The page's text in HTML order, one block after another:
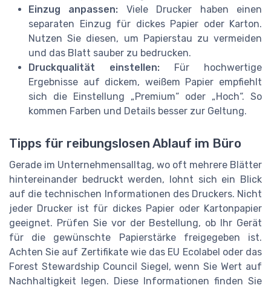
Einzug anpassen: Viele Drucker haben einen
separaten Einzug für dickes Papier oder Karton.
Nutzen Sie diesen, um Papierstau zu vermeiden
und das Blatt sauber zu bedrucken.
Druckqualität einstellen: Für hochwertige
Ergebnisse auf dickem, weißem Papier empfiehlt
sich die Einstellung „Premium“ oder „Hoch“. So
kommen Farben und Details besser zur Geltung.
Tipps für reibungslosen Ablauf im Büro
Gerade im Unternehmensalltag, wo oft mehrere Blätter
hintereinander bedruckt werden, lohnt sich ein Blick
auf die technischen Informationen des Druckers. Nicht
jeder Drucker ist für dickes Papier oder Kartonpapier
geeignet. Prüfen Sie vor der Bestellung, ob Ihr Gerät
für die gewünschte Papierstärke freigegeben ist.
Achten Sie auf Zertifikate wie das EU Ecolabel oder das
Forest Stewardship Council Siegel, wenn Sie Wert auf
Nachhaltigkeit legen. Diese Informationen finden Sie